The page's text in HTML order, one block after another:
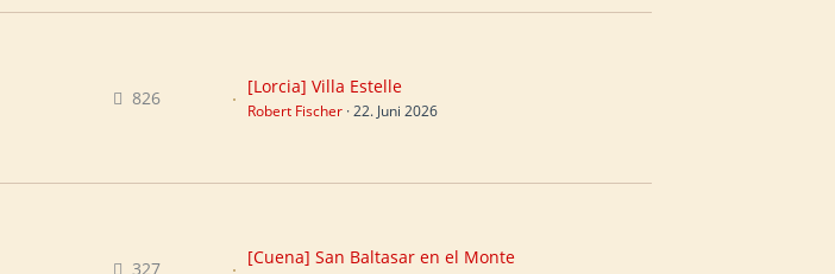
826
[Lorcia] Villa Estelle
Robert Fischer 22. Juni 2026
327
[Cuena] San Baltasar en el Monte